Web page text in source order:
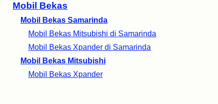
Mobil Bekas
Mobil Bekas Samarinda
Mobil Bekas Mitsubishi di Samarinda
Mobil Bekas Xpander di Samarinda
Mobil Bekas Mitsubishi
Mobil Bekas Xpander